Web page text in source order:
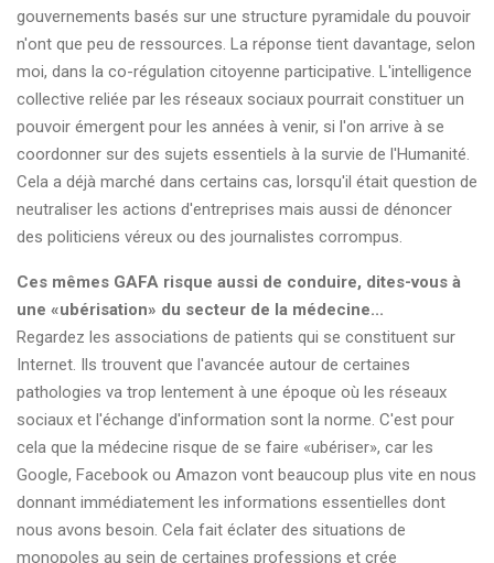
gouvernements basés sur une structure pyramidale du pouvoir
n'ont que peu de ressources. La réponse tient davantage, selon
moi, dans la co-régulation citoyenne participative. L'intelligence
collective reliée par les réseaux sociaux pourrait constituer un
pouvoir émergent pour les années à venir, si l'on arrive à se
coordonner sur des sujets essentiels à la survie de l'Humanité.
Cela a déjà marché dans certains cas, lorsqu'il était question de
neutraliser les actions d'entreprises mais aussi de dénoncer
des politiciens véreux ou des journalistes corrompus.
Ces mêmes GAFA risque aussi de conduire, dites-vous à
une «ubérisation» du secteur de la médecine...
Regardez les associations de patients qui se constituent sur
Internet. Ils trouvent que l'avancée autour de certaines
pathologies va trop lentement à une époque où les réseaux
sociaux et l'échange d'information sont la norme. C'est pour
cela que la médecine risque de se faire «ubériser», car les
Google, Facebook ou Amazon vont beaucoup plus vite en nous
donnant immédiatement les informations essentielles dont
nous avons besoin. Cela fait éclater des situations de
monopoles au sein de certaines professions et crée